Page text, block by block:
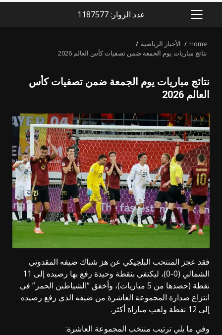
PRIMARY
عدد الزوار: 1187577
Home
الأخبار الرياضية
نتائج مباريات يوم الجمعة ضمن تصفيات كأس العالم 2026
نتائج مباريات يوم الجمعة ضمن تصفيات كأس
العالم 2026
فقد عجز المنتخب البلجيكي عن هز شباك ضيفه المقدوني
الشمالي (0-0)، ليكتفي بنقطة وحيدة رفع بها رصيده إلى 11
نقطة (حصدها من 5 مباريات)، وأخفق “الشياطين الحمر” في
انتزاع صدارة المجموعة العاشرة من ضيفه الذي رفع رصيده
إلى 12 نقطة ولعب مباراة أكثر.
وفي ما يلي ترتيب منتخب المجموعة العاشرة: